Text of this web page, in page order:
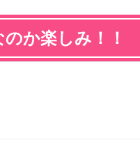
か楽しみ！！